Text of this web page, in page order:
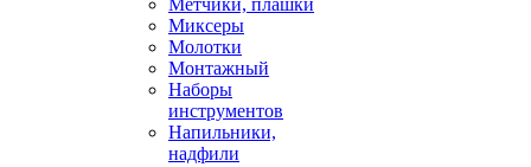
Метчики, плашки
Миксеры
Молотки
Монтажный
Наборы
инструментов
Напильники,
надфили